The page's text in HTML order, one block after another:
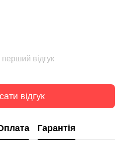
відгук
відгук
Гарантія